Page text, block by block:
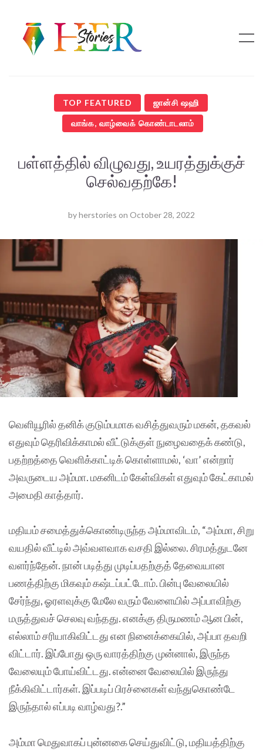
TOP FEATURED ஜான்சி ஷஹி
வாங்க, வாழ்வைக் கொண்டாடலாம்
பள்ளத்தில் விழுவது, உயரத்துக்குச்
செல்வதற்கே!
byherstories on October 28, 2022
வெளியூரில் தனிக் குடும்பமாக வசித்துவரும் மகன், தகவல்
எதுவும் தெரிவிக்காமல் வீட்டுக்குள் நுழைவதைக் கண்டு,
பதற்றத்தை வெளிக்காட்டிக் கொள்ளாமல், ‘வா’ என்றார்
அவருடைய அம்மா. மகனிடம் கேள்விகள் எதுவும் கேட்காமல்
அமைதி காத்தார்.
மதியம் சமைத்துக்கொண்டிருந்த அம்மாவிடம், “அம்மா, சிறு
வயதில் வீட்டில் அவ்வளவாக வசதி இல்லை. சிரமத்துடனே
வளர்ந்தேன். நான் படித்து முடிப்பதற்குத் தேவையான
பணத்திற்கு மிகவும் கஷ்டப்பட்டோம். பின்பு வேலையில்
சேர்ந்து, ஓரளவுக்கு மேலே வரும் வேளையில் அப்பாவிற்கு
மருத்துவச் செலவு வந்தது. எனக்கு திருமணம் ஆன பின்,
எல்லாம் சரியாகிவிட்டது என நினைக்கையில், அப்பா தவறி
விட்டார். இப்போது ஒரு வாரத்திற்கு முன்னால், இருந்த
வேலையும் போய்விட்டது. என்னை வேலையில் இருந்து
நீக்கிவிட்டார்கள். இப்படிப் பிரச்னைகள் வந்துகொண்டே
இருந்தால் எப்படி வாழ்வது?.”
அம்மா மெதுவாகப் புன்னகை செய்துவிட்டு, மதியத்திற்கு